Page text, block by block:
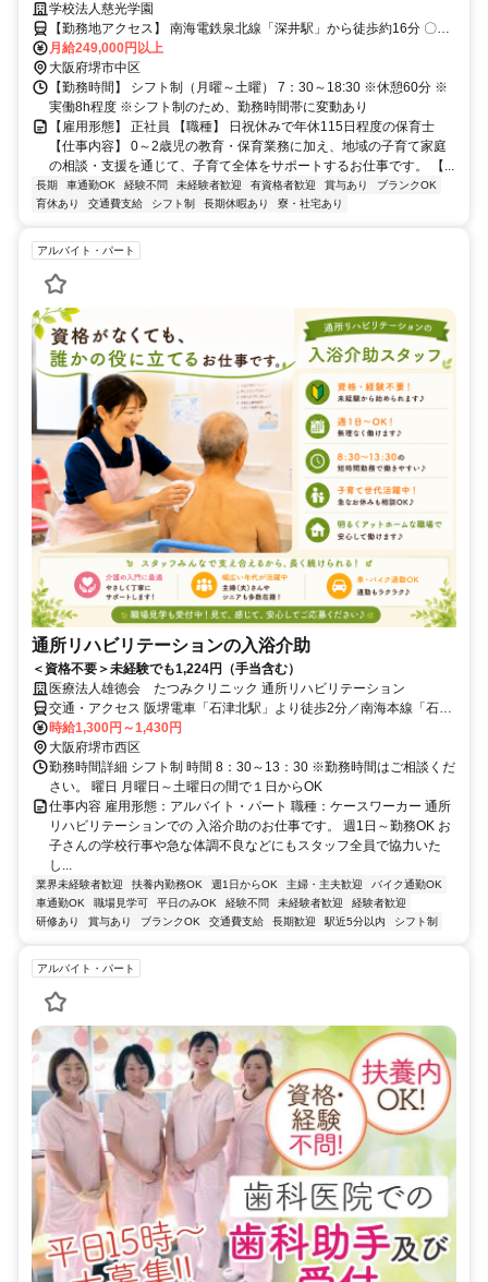
所での保育スタッフ募集中！
学校法人慈光学園
【勤務地アクセス】 南海電鉄泉北線「深井駅」から徒歩約16分 〇
車・マイカー通勤OK（要相談）
月給249,000円以上
大阪府堺市中区
【勤務時間】 シフト制（月曜～土曜） 7：30～18:30 ※休憩60分 ※
実働8h程度 ※シフト制のため、勤務時間帯に変動あり
【雇用形態】 正社員 【職種】 日祝休みで年休115日程度の保育士
【仕事内容】 0～2歳児の教育・保育業務に加え、地域の子育て家庭
の相談・支援を通じて、子育て全体をサポートするお仕事です。 【...
長期 車通勤OK 経験不問 未経験者歓迎 有資格者歓迎 賞与あり
ブランクOK
育休あり
交通費支給 シフト制 長期休暇あり 寮・社宅あり
アルバイト・パート
通所リハビリテーションの入浴介助
＜資格不要＞未経験でも1,224円（手当含む）
医療法人雄徳会 たつみクリニック 通所リハビリテーション
交通・アクセス 阪堺電車「石津北駅」より徒歩2分／南海本線「石津
川駅」より徒歩8分
時給1,300円～1,430円
大阪府堺市西区
勤務時間詳細 シフト制 時間 8：30～13：30 ※勤務時間はご相談くだ
さい。 曜日 月曜日～土曜日の間で１日からOK
仕事内容 雇用形態：アルバイト・パート 職種：ケースワーカー 通所
リハビリテーションでの 入浴介助のお仕事です。 週1日～勤務OK お
子さんの学校行事や急な体調不良などにもスタッフ全員で協力いた
し...
業界未経験者歓迎 扶養内勤務OK 週1日からOK 主婦・主夫歓迎
バイク通勤OK
車通勤OK
職場見学可 平日のみOK 経験不問 未経験者歓迎
経験者歓迎
研修あり
賞与あり ブランクOK 交通費支給 長期歓迎 駅近5分以内 シフト制
アルバイト・パート